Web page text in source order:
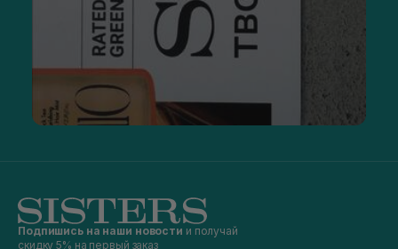
Подпишись на наши новости и получай
скидку 5% на первый заказ